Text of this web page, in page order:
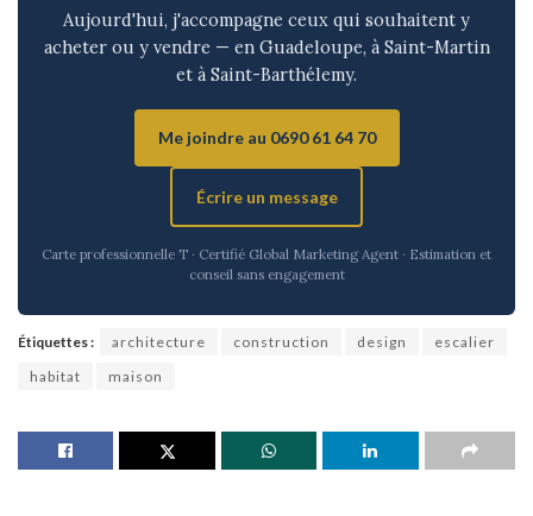
Aujourd'hui, j'accompagne ceux qui souhaitent y
acheter ou y vendre — en Guadeloupe, à Saint-Martin
et à Saint-Barthélemy.
Me joindre au 0690 61 64 70
Écrire un message
Carte professionnelle T · Certifié Global Marketing Agent · Estimation et
conseil sans engagement
Étiquettes : architecture construction design
escalier
habitat
maison